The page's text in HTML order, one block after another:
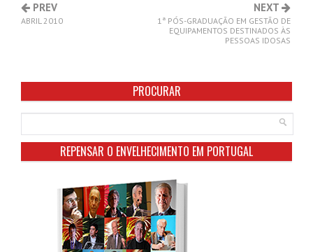
PREV
ABRIL 2010
NEXT
1ª PÓS-GRADUAÇÃO EM GESTÃO DE
EQUIPAMENTOS DESTINADOS ÀS
PESSOAS IDOSAS
PROCURAR
REPENSAR O ENVELHECIMENTO EM PORTUGAL